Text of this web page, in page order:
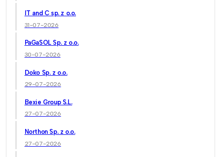
IT and C sp. z o.o.
31-07-2026
PaGaSOL Sp. z o.o.
30-07-2026
Doko Sp. z o.o.
29-07-2026
Bexie Group S.L.
27-07-2026
Northon Sp. z o.o.
27-07-2026